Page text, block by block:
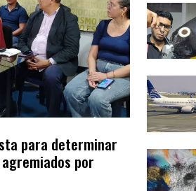
para determinar
por